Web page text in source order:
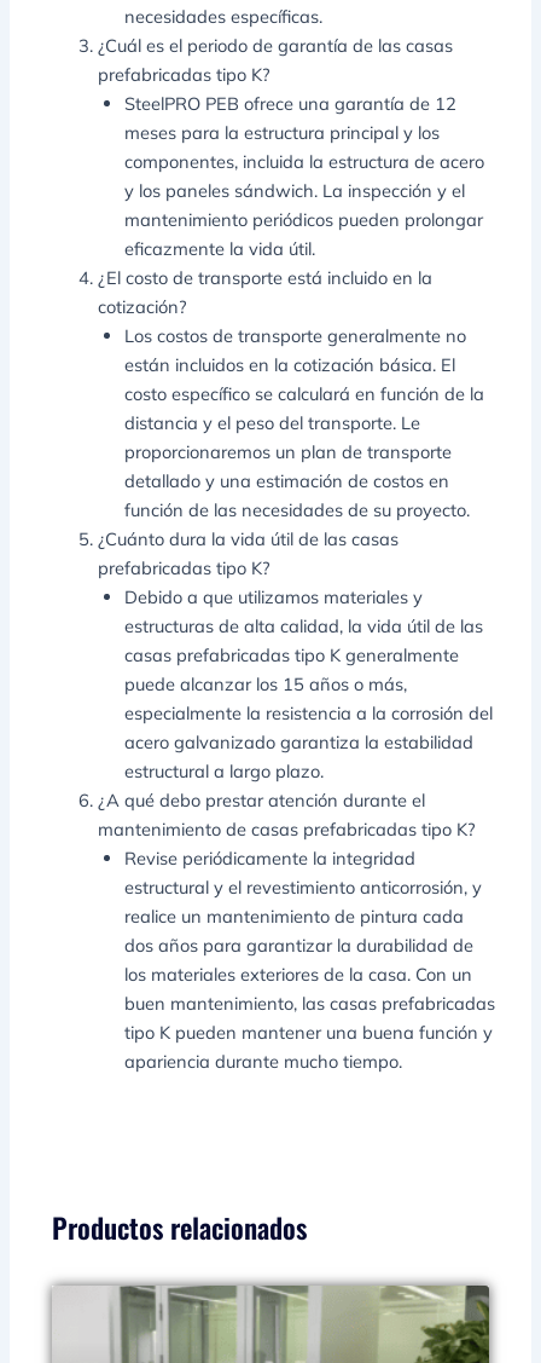
necesidades específicas.
¿Cuál es el periodo de garantía de las casas
prefabricadas tipo K?
SteelPRO PEB ofrece una garantía de 12
meses para la estructura principal y los
componentes, incluida la estructura de acero
y los paneles sándwich. La inspección y el
mantenimiento periódicos pueden prolongar
eficazmente la vida útil.
¿El costo de transporte está incluido en la
cotización?
Los costos de transporte generalmente no
están incluidos en la cotización básica. El
costo específico se calculará en función de la
distancia y el peso del transporte. Le
proporcionaremos un plan de transporte
detallado y una estimación de costos en
función de las necesidades de su proyecto.
¿Cuánto dura la vida útil de las casas
prefabricadas tipo K?
Debido a que utilizamos materiales y
estructuras de alta calidad, la vida útil de las
casas prefabricadas tipo K generalmente
puede alcanzar los 15 años o más,
especialmente la resistencia a la corrosión del
acero galvanizado garantiza la estabilidad
estructural a largo plazo.
¿A qué debo prestar atención durante el
mantenimiento de casas prefabricadas tipo K?
Revise periódicamente la integridad
estructural y el revestimiento anticorrosión, y
realice un mantenimiento de pintura cada
dos años para garantizar la durabilidad de
los materiales exteriores de la casa. Con un
buen mantenimiento, las casas prefabricadas
tipo K pueden mantener una buena función y
apariencia durante mucho tiempo.
Productos relacionados